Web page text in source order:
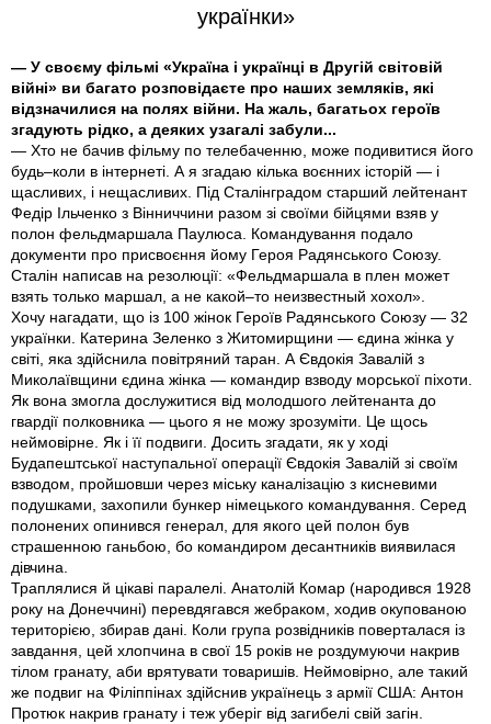
українки»
— У своєму фільмі «Україна і українці в Другій світовій
війні» ви багато розповідаєте про наших земляків, які
відзначилися на полях війни. На жаль, багатьох героїв
згадують рідко, а деяких узагалі забули...
— Хто не бачив фільму по телебаченню, може подивитися його
будь–коли в інтернеті. А я згадаю кілька воєнних історій — і
щасливих, і нещасливих. Під Сталінградом старший лейтенант
Федір Ільченко з Вінниччини разом зі своїми бійцями взяв у
полон фельдмаршала Паулюса. Командування подало
документи про присвоєння йому Героя Радянського Союзу.
Сталін написав на резолюції: «Фельдмаршала в плен может
взять только маршал, а не какой–то неизвестный хохол».
Хочу нагадати, що із 100 жінок Героїв Радянського Союзу — 32
українки. Катерина Зеленко з Житомирщини — єдина жінка у
світі, яка здійснила повітряний таран. А Євдокія Завалій з
Миколаївщини єдина жінка — командир взводу морської піхоти.
Як вона змогла дослужитися від молодшого лейтенанта до
гвардії полковника — цього я не можу зрозуміти. Це щось
неймовірне. Як і її подвиги. Досить згадати, як у ході
Будапештської наступальної операції Євдокія Завалій зі своїм
взводом, пройшовши через міську каналізацію з кисневими
подушками, захопили бункер німецького командування. Серед
полонених опинився генерал, для якого цей полон був
страшенною ганьбою, бо командиром десантників виявилася
дівчина.
Траплялися й цікаві паралелі. Анатолій Комар (народився 1928
року на Донеччині) перевдягався жебраком, ходив окупованою
територією, збирав дані. Коли група розвідників поверталася із
завдання, цей хлопчина в свої 15 років не роздумуючи накрив
тілом гранату, аби врятувати товаришів. Неймовірно, але такий
же подвиг на Філіппінах здійснив українець з армії США: Антон
Протюк накрив гранату і теж уберіг від загибелі свій загін.